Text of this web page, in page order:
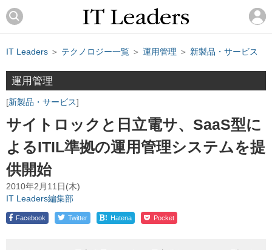
IT Leaders ＞ テクノロジー一覧 ＞ 運用管理 ＞ 新製品・サービス
運用管理
新製品・サービス
サイトロックと日立電サ、SaaS型に
よるITIL準拠の運用管理システムを提
供開始
2010年2月11日(木)
IT Leaders編集部
Facebook Twitter ! Hatena Pocket